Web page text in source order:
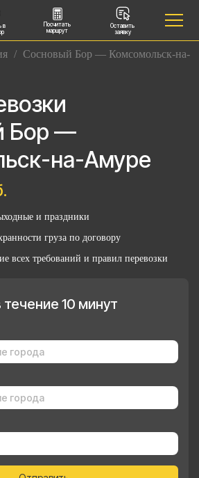
в
Посчитать
маршрут
Оставить
заявку
/ Сосновый Бор — Комсомольск-на-
Бор —
на-Амуре
и праздники
груза по договору
всех требований и правил перевозки
10 минут